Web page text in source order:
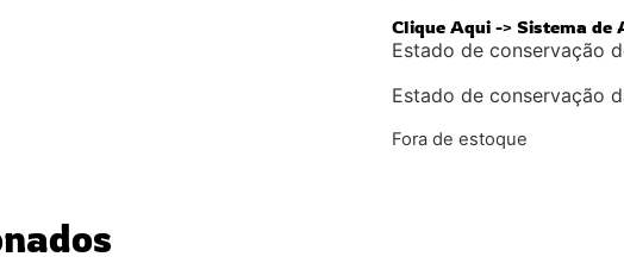
Clique Aqui -> Sistema de
Estado de conservação
Estado de conservação
Fora de estoque